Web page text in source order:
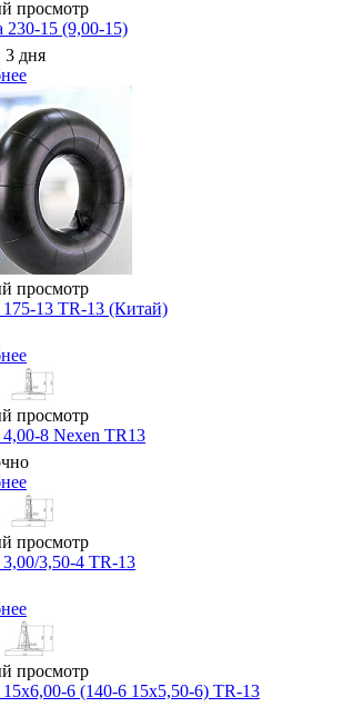
просмотр
230-15 (9,00-15)
3 дня
просмотр
13 TR-13 (Китай)
просмотр
8 Nexen TR13
просмотр
3,50-4 TR-13
просмотр
6 (140-6 15x5,50-6) TR-13